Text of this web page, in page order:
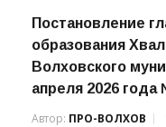
Постановление
образования
Волховского
апреля 2026 года
Автор: ПРО-ВОЛХОВ